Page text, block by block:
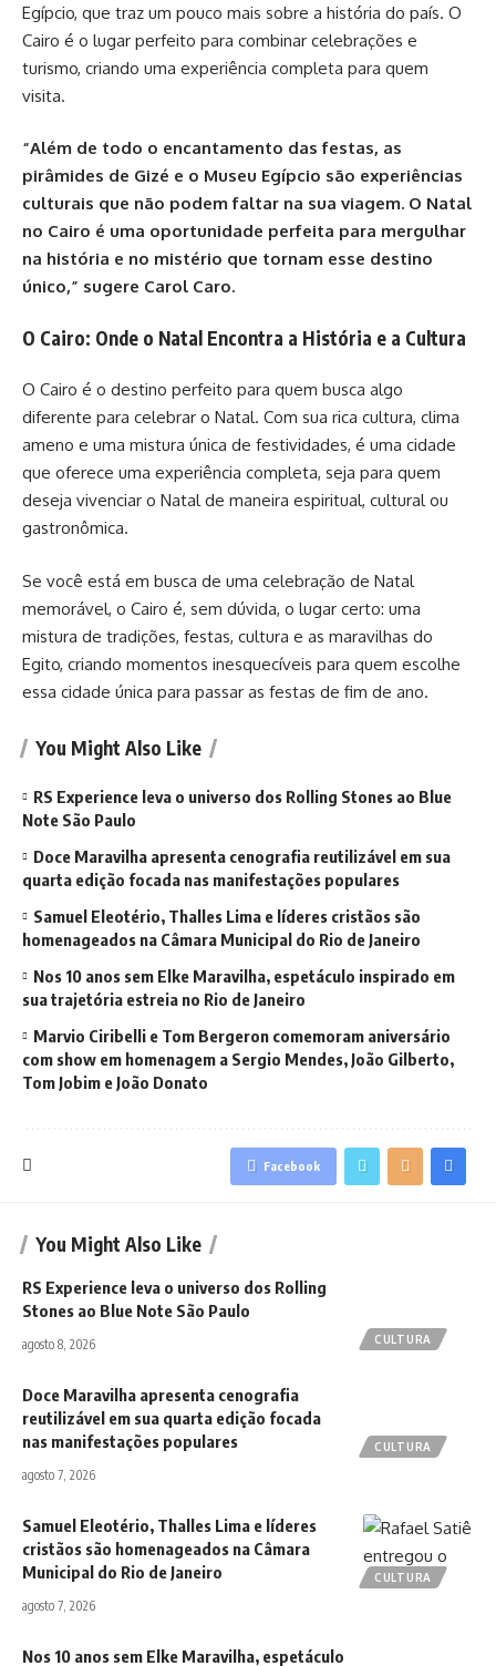
Egípcio, que traz um pouco mais sobre a história do país. O
Cairo é o lugar perfeito para combinar celebrações e
turismo, criando uma experiência completa para quem
visita.
“Além de todo o encantamento das festas, as
pirâmides de Gizé e o Museu Egípcio são experiências
culturais que não podem faltar na sua viagem. O Natal
no Cairo é uma oportunidade perfeita para mergulhar
na história e no mistério que tornam esse destino
único,” sugere Carol Caro.
O Cairo: Onde o Natal Encontra a História e a Cultura
O Cairo é o destino perfeito para quem busca algo
diferente para celebrar o Natal. Com sua rica cultura, clima
ameno e uma mistura única de festividades, é uma cidade
que oferece uma experiência completa, seja para quem
deseja vivenciar o Natal de maneira espiritual, cultural ou
gastronômica.
Se você está em busca de uma celebração de Natal
memorável, o Cairo é, sem dúvida, o lugar certo: uma
mistura de tradições, festas, cultura e as maravilhas do
Egito, criando momentos inesquecíveis para quem escolhe
essa cidade única para passar as festas de fim de ano.
You Might Also Like
RS Experience leva o universo dos Rolling Stones ao Blue
Note São Paulo
Doce Maravilha apresenta cenografia reutilizável em sua
quarta edição focada nas manifestações populares
Samuel Eleotério, Thalles Lima e líderes cristãos são
homenageados na Câmara Municipal do Rio de Janeiro
Nos 10 anos sem Elke Maravilha, espetáculo inspirado em
sua trajetória estreia no Rio de Janeiro
Marvio Ciribelli e Tom Bergeron comemoram aniversário
com show em homenagem a Sergio Mendes, João Gilberto,
Tom Jobim e João Donato
Facebook
You Might Also Like
CULTURA
RS Experience leva o universo dos Rolling
Stones ao Blue Note São Paulo
agosto 8, 2026
CULTURA
Doce Maravilha apresenta cenografia
reutilizável em sua quarta edição focada
nas manifestações populares
agosto 7, 2026
CULTURA
Samuel Eleotério, Thalles Lima e líderes
cristãos são homenageados na Câmara
Municipal do Rio de Janeiro
agosto 7, 2026
Nos 10 anos sem Elke Maravilha, espetáculo